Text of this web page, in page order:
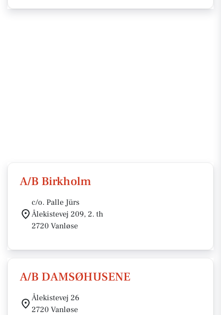
A/B Birkholm
c/o. Palle Jürs
Ålekistevej 209, 2. th
2720 Vanløse
A/B DAMSØHUSENE
Ålekistevej 26
2720 Vanløse